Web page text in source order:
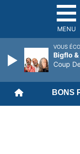
MENU
BONS
VOUS
Bigflo &
Coup